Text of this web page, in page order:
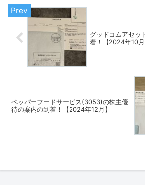
グッドコムアセッ
着！【2024年10月
ペッパーフードサービス(3053)の株主優
待の案内の到着！【2024年12月】